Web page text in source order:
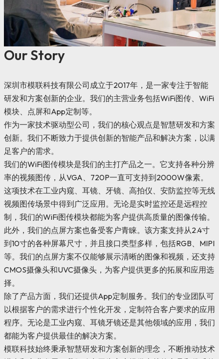
Our Story
深圳市模联科技有限公司成立于2017年，是一家专注于智能
研发和方案创新的企业。我们的主营业务包括WiFi图传、WiFi
模块、点屏和App定制等。
作为一家技术驱动型公司，我们的核心观点是智慧研发和方案
创新。我们不断致力于提供创新的智能产品和解决方案，以满
足客户的需求。
我们的WiFi图传模块是我们的主打产品之一。它支持各种分辨
率的视频图传，从VGA、720P一直可支持到2000W像素。
这项技术在工业内窥、耳镜、牙镜、高拍仪、安防监控等无线
视频图传场景中得到广泛应用。无论是实时监控还是远程控
制，我们的WiFi图传模块都能为客户提供高质量的图像传输。
此外，我们的点屏方案也备受客户青睐。该方案支持从2.4寸
到10寸的各种屏幕尺寸，并且接口类型多样，包括RGB、MIPI
等。我们的点屏方案不仅能够展示清晰的图像和视频，还支持
CMOS摄像头和UVC摄像头，为客户提供更多的拓展和应用选
择。
除了产品方面，我们还提供App定制服务。我们的专业团队可
以根据客户的需求进行个性化开发，定制符合客户要求的应用
程序。无论是工业内窥、耳镜牙镜还是其他领域的应用，我们
都能为客户提供最佳的解决方案。
模联科技始终秉承智慧研发和方案创新的理念，不断推动技术